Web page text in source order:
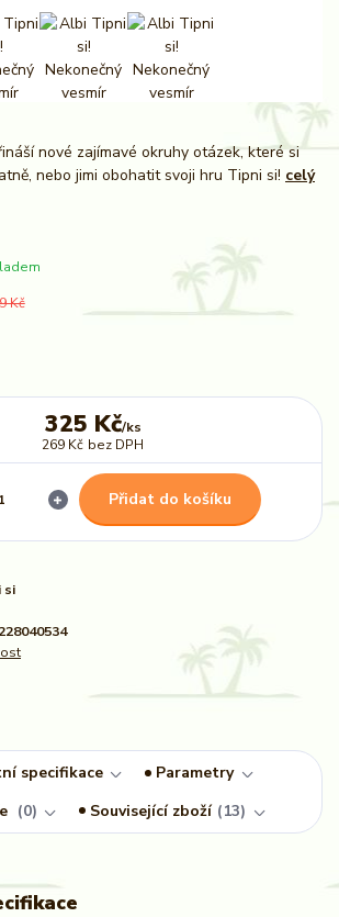
nové zajímavé okruhy otázek, které si
nebo jimi obohatit svoji hru Tipni si! celý
Kč
325 Kč/ks
269 Kč bez DPH
Přidat do košíku
si
specifikace
Parametry
0 Související zboží 13